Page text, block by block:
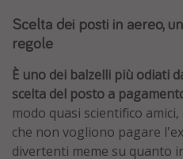
Egitto
Tunisia
Malta
Canarie
Capo Verde
Scelta dei posti in aereo,
regole
È uno dei balzelli più odiati
scelta del posto a
modo quasi scientifico
che non vogliono pagare
divertenti meme su quanto